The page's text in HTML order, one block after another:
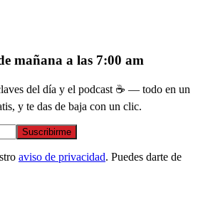
mañana a las 7:00 am
del día y el podcast ☕ — todo en un
y te das de baja con un clic.
Suscribirme
aviso de privacidad. Puedes darte de